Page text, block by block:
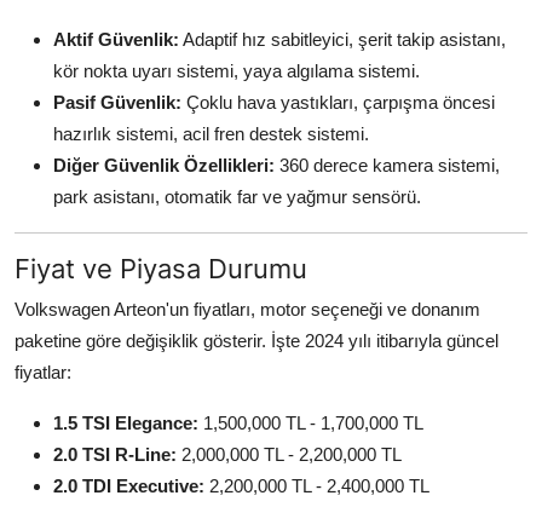
Aktif Güvenlik: Adaptif hız sabitleyici, şerit takip asistanı,
kör nokta uyarı sistemi, yaya algılama sistemi.
Pasif Güvenlik: Çoklu hava yastıkları, çarpışma öncesi
hazırlık sistemi, acil fren destek sistemi.
Diğer Güvenlik Özellikleri: 360 derece kamera sistemi,
park asistanı, otomatik far ve yağmur sensörü.
Fiyat ve Piyasa Durumu
Volkswagen Arteon'un fiyatları, motor seçeneği ve donanım
paketine göre değişiklik gösterir. İşte 2024 yılı itibarıyla güncel
fiyatlar:
1.5 TSI Elegance: 1,500,000 TL - 1,700,000 TL
2.0 TSI R-Line: 2,000,000 TL - 2,200,000 TL
2.0 TDI Executive: 2,200,000 TL - 2,400,000 TL